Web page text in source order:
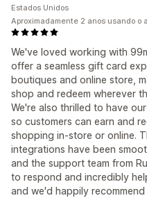
We've loved working with
offer a seamless gift card
boutiques and online store,
shop and redeem wherever
We're also thrilled to have
so customers can earn and
shopping in-store or online.
integrations have been
and the support team from
to respond and incredibly
and we'd happily
Estados Unidos
Aproximadamente 2 anos usando o